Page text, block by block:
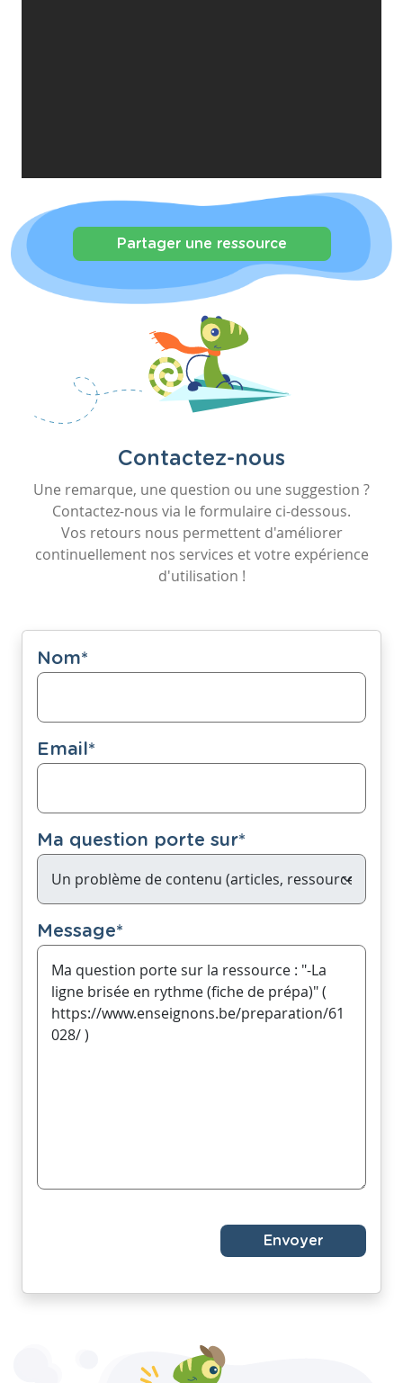
Partager une ressource
Contactez-nous
Une remarque, une question ou une suggestion ?
Contactez-nous via le formulaire ci-dessous.
Vos retours nous permettent d'améliorer
continuellement nos services et votre expérience
d'utilisation !
Nom*
Email*
Ma question porte sur*
Message*
Envoyer